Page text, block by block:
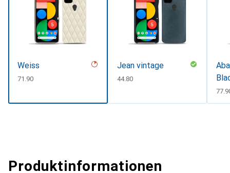
Weiss
CHF
71.90
Jean vintage
CHF
44.80
CHF
Produktinformationen